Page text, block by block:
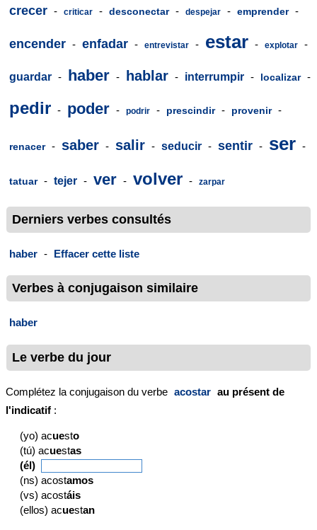
crecer - criticar - desconectar - despejar - emprender -
encender - enfadar - entrevistar - estar - explotar -
guardar - haber - hablar - interrumpir - localizar -
pedir - poder - podrir - prescindir - provenir -
renacer - saber - salir - seducir - sentir - ser -
tatuar - tejer - ver - volver - zarpar
Derniers verbes consultés
haber - Effacer cette liste
Verbes à conjugaison similaire
haber
Le verbe du jour
Complétez la conjugaison du verbe acostar au présent de
l'indicatif :
(yo) acuesto
(tú) acuestas
(él)
(ns) acostamos
(vs) acostáis
(ellos) acuestan